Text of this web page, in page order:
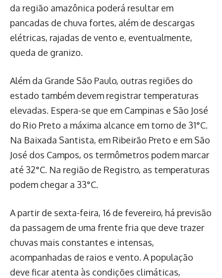
da região amazônica poderá resultar em
pancadas de chuva fortes, além de descargas
elétricas, rajadas de vento e, eventualmente,
queda de granizo.
Além da Grande São Paulo, outras regiões do
estado também devem registrar temperaturas
elevadas. Espera-se que em Campinas e São José
do Rio Preto a máxima alcance em torno de 31°C.
Na Baixada Santista, em Ribeirão Preto e em São
José dos Campos, os termômetros podem marcar
até 32°C. Na região de Registro, as temperaturas
podem chegar a 33°C.
A partir de sexta-feira, 16 de fevereiro, há previsão
da passagem de uma frente fria que deve trazer
chuvas mais constantes e intensas,
acompanhadas de raios e vento. A população
deve ficar atenta às condições climáticas,